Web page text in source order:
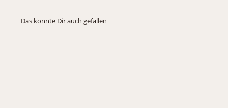
Das könnte Dir auch gefallen